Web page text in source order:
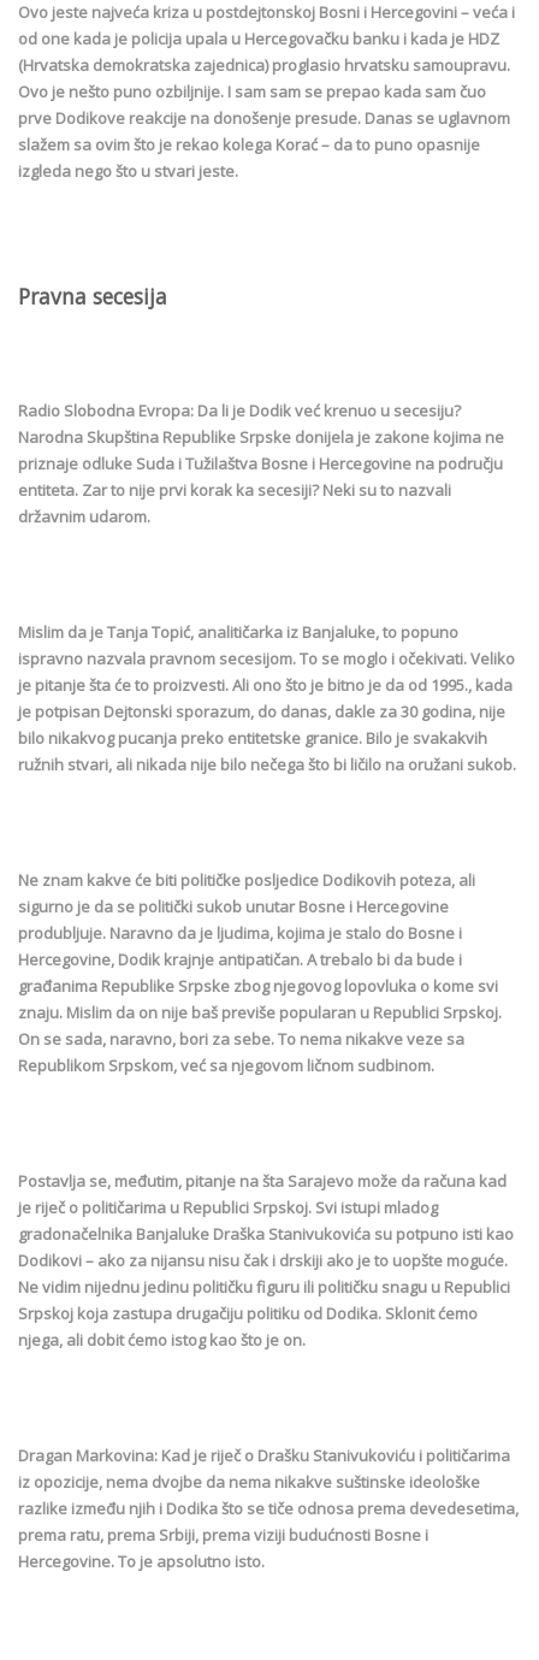
Ovo jeste najveća kriza u postdejtonskoj Bosni i Hercegovini – veća i
od one kada je policija upala u Hercegovačku banku i kada je HDZ
(Hrvatska demokratska zajednica) proglasio hrvatsku samoupravu.
Ovo je nešto puno ozbiljnije. I sam sam se prepao kada sam čuo
prve Dodikove reakcije na donošenje presude. Danas se uglavnom
slažem sa ovim što je rekao kolega Korać – da to puno opasnije
izgleda nego što u stvari jeste.
Pravna secesija
Radio Slobodna Evropa: Da li je Dodik već krenuo u secesiju?
Narodna Skupština Republike Srpske donijela je zakone kojima ne
priznaje odluke Suda i Tužilaštva Bosne i Hercegovine na području
entiteta. Zar to nije prvi korak ka secesiji? Neki su to nazvali
državnim udarom.
Mislim da je Tanja Topić, analitičarka iz Banjaluke, to popuno
ispravno nazvala pravnom secesijom. To se moglo i očekivati. Veliko
je pitanje šta će to proizvesti. Ali ono što je bitno je da od 1995., kada
je potpisan Dejtonski sporazum, do danas, dakle za 30 godina, nije
bilo nikakvog pucanja preko entitetske granice. Bilo je svakakvih
ružnih stvari, ali nikada nije bilo nečega što bi ličilo na oružani sukob.
Ne znam kakve će biti političke posljedice Dodikovih poteza, ali
sigurno je da se politički sukob unutar Bosne i Hercegovine
produbljuje. Naravno da je ljudima, kojima je stalo do Bosne i
Hercegovine, Dodik krajnje antipatičan. A trebalo bi da bude i
građanima Republike Srpske zbog njegovog lopovluka o kome svi
znaju. Mislim da on nije baš previše popularan u Republici Srpskoj.
On se sada, naravno, bori za sebe. To nema nikakve veze sa
Republikom Srpskom, već sa njegovom ličnom sudbinom.
Postavlja se, međutim, pitanje na šta Sarajevo može da računa kad
je riječ o političarima u Republici Srpskoj. Svi istupi mladog
gradonačelnika Banjaluke Draška Stanivukovića su potpuno isti kao
Dodikovi – ako za nijansu nisu čak i drskiji ako je to uopšte moguće.
Ne vidim nijednu jedinu političku figuru ili političku snagu u Republici
Srpskoj koja zastupa drugačiju politiku od Dodika. Sklonit ćemo
njega, ali dobit ćemo istog kao što je on.
Dragan Markovina: Kad je riječ o Drašku Stanivukoviću i političarima
iz opozicije, nema dvojbe da nema nikakve suštinske ideološke
razlike između njih i Dodika što se tiče odnosa prema devedesetima,
prema ratu, prema Srbiji, prema viziji budućnosti Bosne i
Hercegovine. To je apsolutno isto.